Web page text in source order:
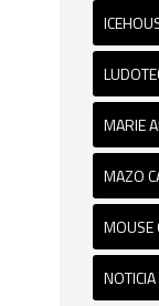
MARIE
MAZO
MOUSE
NOTICIA